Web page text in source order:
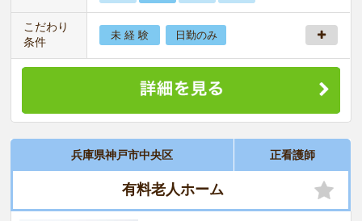
こだわり
条件
未 経 験 日勤のみ
兵庫県神戸市中央区 正看護師
有料老人ホーム